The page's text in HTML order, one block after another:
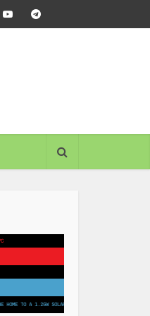
A 1.2GW SOLAR FARM | CHINA GENERATES LESS THAN